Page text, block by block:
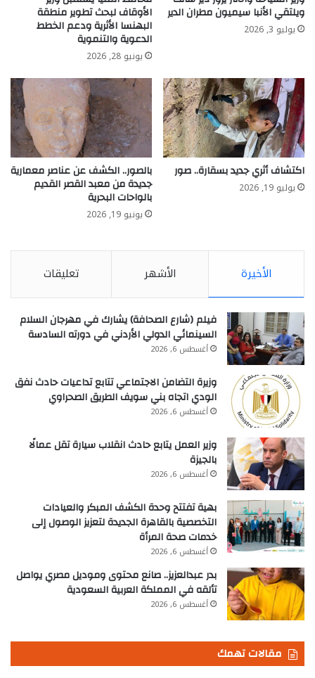
ويلتقي الأنبا سيميون مطران الدير
يوليو 3, 2026
الأوقاف لبحث تطوير منطقة
البهنسا الأثرية ودعم الخطط
الدعوية والتنموية
يونيو 28, 2026
اكتشاف أثري جديد بسقارة.. صور
يوليو 19, 2026
بالصور.. الكشف عن عناصر معمارية
جديدة من معبد القصر القديم
بالواحات البحرية
يونيو 19, 2026
الأخيرة الأشهر تعليقات
فيلم (شارع الصحافة) يشارك في مهرجان السلام
السينمائي الدولي الأردني في دورته السادسة
أغسطس 6, 2026
وزيرة التضامن الاجتماعي تتابع تداعيات حادث نفق
الودي اتجاه بني سويف الطريق الصحراوي
أغسطس 6, 2026
وزير العمل يتابع حادث انقلاب سيارة تقل عمالًا
بالجيزة
أغسطس 6, 2026
بهية تفتتح وحدة الكشف المبكر والعيادات
التخصصية بالقاهرة الجديدة لتعزيز الوصول إلى
خدمات صحة المرأة
أغسطس 6, 2026
بدر عبدالعزيز.. صانع محتوى وموديل مصري يواصل
تألقه في المملكة العربية السعودية
أغسطس 6, 2026
مقالات تهمك